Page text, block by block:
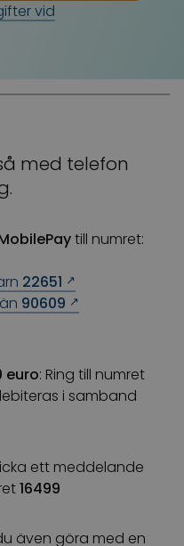
vid
med telefon
till numret:
22651
90609
euro: Ring till numret
i samband
ett meddelande
16499
även göra med en